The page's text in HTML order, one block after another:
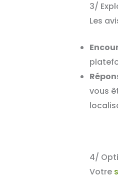
3/
Les
vous
4/
Votre